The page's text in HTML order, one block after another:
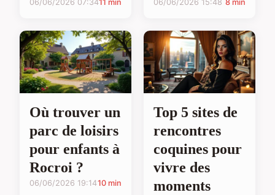
06/06/2026 07:3411 min 06/06/2026 15:48 8 min
Où trouver un
parc de loisirs
pour enfants à
Rocroi ?
06/06/2026 19:1410 min
Top 5 sites de
rencontres
coquines pour
vivre des
moments